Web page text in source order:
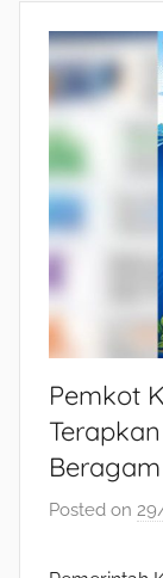
Pemkot
Posted on